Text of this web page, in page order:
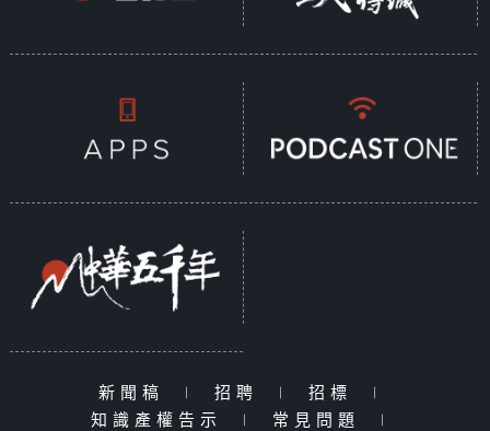
新聞稿 | 招聘 | 招標
|
知識產權告示
| 常見問題
|